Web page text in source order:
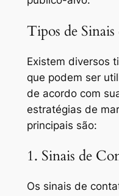
Tipos de
Existem diversos
que podem ser
de acordo com
estratégias de
principais são:
1. Sinais de
Os sinais de